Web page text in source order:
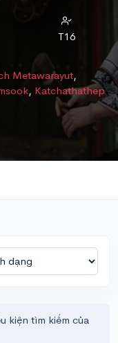
T16
Metawarayut,
, Katchathathep
kiện tìm kiếm của